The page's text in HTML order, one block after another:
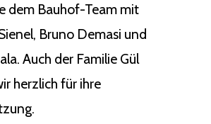
dem Bauhof-Team mit
Bruno Demasi und
Auch der Familie Gül
herzlich für ihre